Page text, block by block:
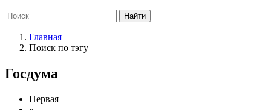
Главная
Поиск по тэгу
Госдума
Первая